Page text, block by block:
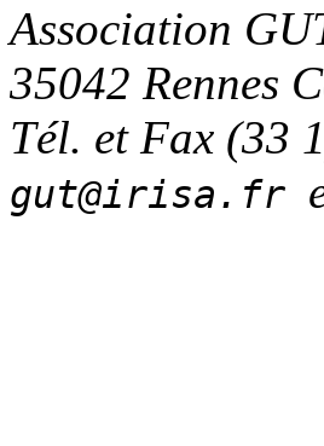
Association
35042 Rennes
Tél. et Fax (33
gut@irisa.fr